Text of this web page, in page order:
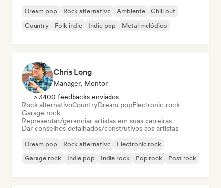
Dream pop Rock alternativo Ambiente
Chill out
Country
Folk indie Indie pop Metal melódico
Chris Long
Manager, Mentor
> 3400 feedbacks enviados
Rock alternativoCountryDream popElectronic rock
Garage rock
Representar/gerenciar artistas em suas carreiras
Dar conselhos detalhados/construtivos aos artistas
Dream pop Rock alternativo
Electronic rock
Garage rock
Indie pop Indie rock Pop rock Post rock